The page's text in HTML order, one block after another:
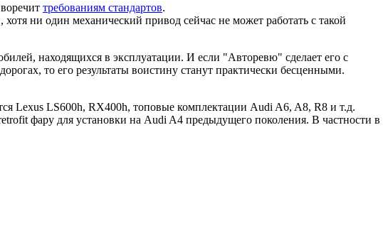
требованиям стандартов.
ни один механический привод сейчас не может работать с такой
находящихся в эксплуатации. И если "Авторевю" сделает его с
то его результаты воистину станут практически бесценными.
Lexus LS600h, RX400h, топовые комплектации Audi A6, A8, R8 и т.д.
фару для установки на Audi A4 предыдущего поколения. В частности в